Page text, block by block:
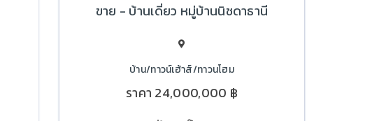
ขาย - บ้านเดี่ยว หมู่บ้านนิชดาธานี
บ้าน/ทาวน์เฮ้าส์/ทาวนโฮม
ราคา 24,000,000 ฿